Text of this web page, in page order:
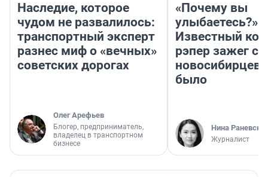
Наследие, которое
чудом не развалилось:
транспортный эксперт
разнес миф о «вечных»
советских дорогах
Олег Арефьев
Блогер, предприниматель,
владелец в транспортном
бизнесе
«Почему вы
улыбаетесь?»
Известный
рэпер зажег с
новосибирцев:
было
Нина
Журналист